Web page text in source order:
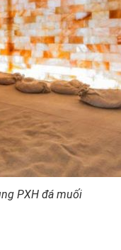
PXH đá muối